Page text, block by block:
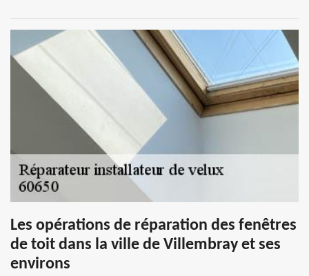
Les opérations de réparation des fenêtres
de toit dans la ville de Villembray et ses
environs